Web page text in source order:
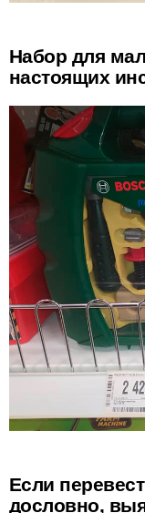
Набор для
настоящих
Если
дословно,